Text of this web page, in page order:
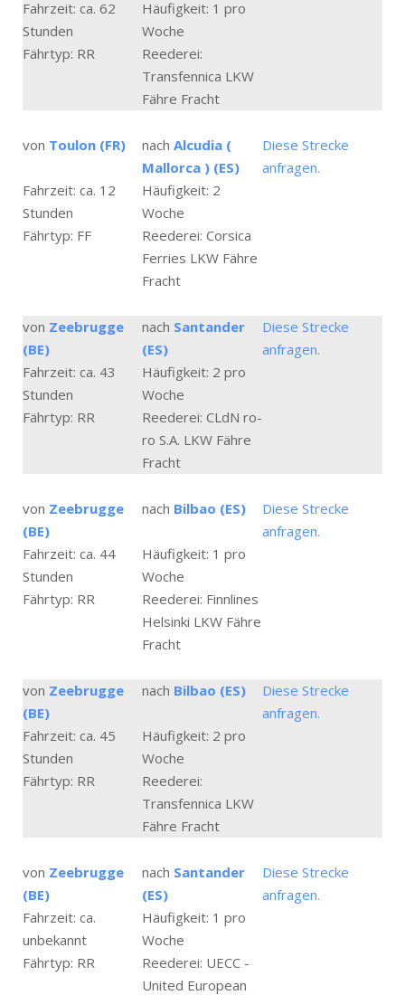
Fahrzeit: ca. 62
Stunden
Häufigkeit: 1 pro
Woche
Fährtyp: RR
Reederei:
Transfennica LKW
Fähre Fracht
von Toulon (FR) nach Alcudia (
Mallorca ) (ES)
Diese Strecke
anfragen.
Fahrzeit: ca. 12
Stunden
Häufigkeit: 2
Woche
Fährtyp: FF
Reederei: Corsica
Ferries LKW Fähre
Fracht
von Zeebrugge
(BE)
nach Santander
(ES)
Diese Strecke
anfragen.
Fahrzeit: ca. 43
Stunden
Häufigkeit: 2 pro
Woche
Fährtyp: RR
Reederei: CLdN ro-
ro S.A. LKW Fähre
Fracht
von Zeebrugge
(BE)
nach Bilbao (ES)
Diese Strecke
anfragen.
Fahrzeit: ca. 44
Stunden
Häufigkeit: 1 pro
Woche
Fährtyp: RR
Reederei: Finnlines
Helsinki LKW Fähre
Fracht
von Zeebrugge
(BE)
nach Bilbao (ES)
Diese Strecke
anfragen.
Fahrzeit: ca. 45
Stunden
Häufigkeit: 2 pro
Woche
Fährtyp: RR
Reederei:
Transfennica LKW
Fähre Fracht
von Zeebrugge
(BE)
nach Santander
(ES)
Diese Strecke
anfragen.
Fahrzeit: ca.
unbekannt
Häufigkeit: 1 pro
Woche
Fährtyp: RR
Reederei: UECC -
United European